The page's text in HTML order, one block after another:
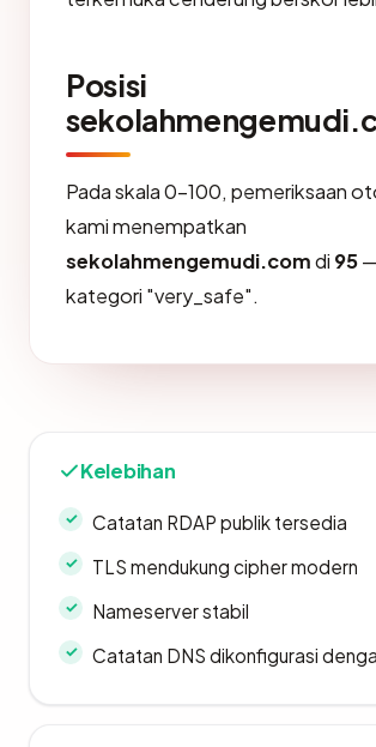
Posisi
Pada skala 0-100, pemeriksaan
kami menempatkan
sekolahmengemudi.comdi 95
kategori "very_safe".
Kelebihan
Catatan RDAP publik tersedia
TLS mendukung cipher modern
Nameserver stabil
Catatan DNS dikonfigurasi